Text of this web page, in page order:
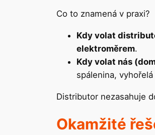
Co to znamená v praxi?
Kdy volat
elektroměrem.
Kdy volat nás
spálenina,
Distributor nezasahuje
Okamžité